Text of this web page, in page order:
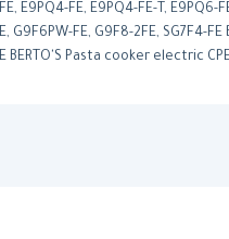
E9PQ4-FE, E9PQ4-FE-T, E9PQ6-
G9F6PW-FE, G9F8-2FE, SG7F4-
BERTO'S Pasta cooker electric